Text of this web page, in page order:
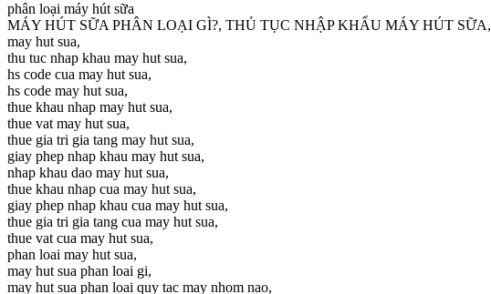
phân loại máy hút sữa
MÁY HÚT SỮA PHÂN LOẠI GÌ?, THỦ TỤC NHẬP KHẨU MÁY HÚT SỮA,
may hut sua,
thu tuc nhap khau may hut sua,
hs code cua may hut sua,
hs code may hut sua,
thue khau nhap may hut sua,
thue vat may hut sua,
thue gia tri gia tang may hut sua,
giay phep nhap khau may hut sua,
nhap khau dao may hut sua,
thue khau nhap cua may hut sua,
giay phep nhap khau cua may hut sua,
thue gia tri gia tang cua may hut sua,
thue vat cua may hut sua,
phan loai may hut sua,
may hut sua phan loai gi,
may hut sua phan loai quy tac may nhom nao,